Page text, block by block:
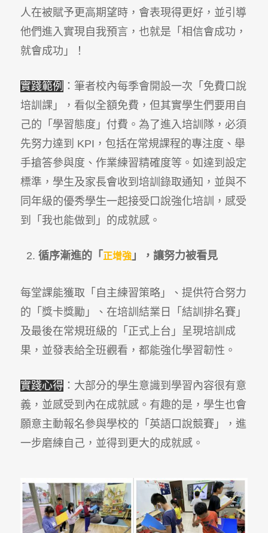
人在被賦予更高期望時，會表現得更好，並引導
他們進入實現自我預言，也就是「相信會成功，
就會成功」！
實踐範例 ：筆者校內每季會開設一次「免費口說
培訓課」，看似全額免費，但其實學生們要用自
己的「學習態度」付費。為了進入培訓隊，必須
先努力達到 KPI，包括在常規課程的專注度、舉
手搶答參與度、作業練習精確度等。如達到設定
標準，學生及家長會收到培訓錄取通知，並與不
同年級的優秀學生一起接受口說強化培訓，感受
到「我也能做到」的成就感。
循序漸進的「 正增強」，讓努力被看見
每堂課能獲取「自主練習策略」、提供符合努力
的「獎卡獎勵」、在培訓結業日「結訓排名賽」
及最後在常規班級的「正式上台」呈現培訓成
果，並發表給全班觀看，都能強化學習韌性。
實踐心得：大部分的學生意識到學習內容很有意
義 ，並感受到內在成就感。有趣的是，學生也會
願意主動報名參與學校的「英語口說競賽」，進
一步磨練自己，並得到更大的成就感。